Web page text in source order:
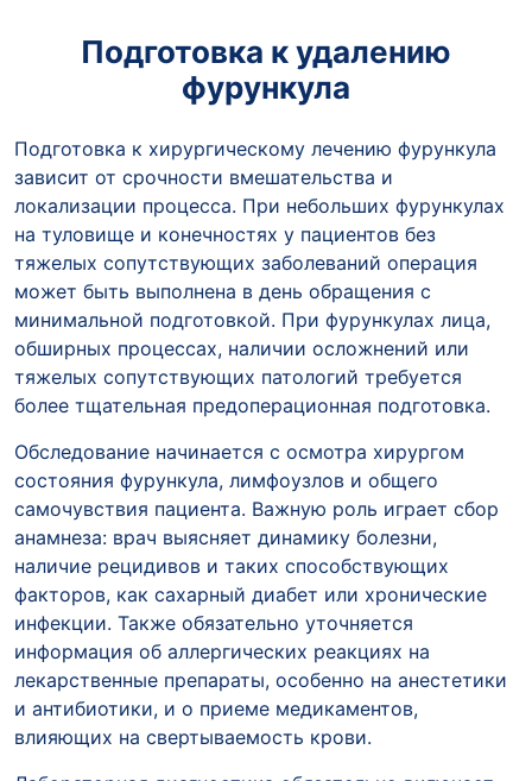
Подготовка к удалению
фурункула
Подготовка к хирургическому лечению фурункула
зависит от срочности вмешательства и
локализации процесса. При небольших фурункулах
на туловище и конечностях у пациентов без
тяжелых сопутствующих заболеваний операция
может быть выполнена в день обращения с
минимальной подготовкой. При фурункулах лица,
обширных процессах, наличии осложнений или
тяжелых сопутствующих патологий требуется
более тщательная предоперационная подготовка.
Обследование начинается с осмотра хирургом
состояния фурункула, лимфоузлов и общего
самочувствия пациента. Важную роль играет сбор
анамнеза: врач выясняет динамику болезни,
наличие рецидивов и таких способствующих
факторов, как сахарный диабет или хронические
инфекции. Также обязательно уточняется
информация об аллергических реакциях на
лекарственные препараты, особенно на анестетики
и антибиотики, и о приеме медикаментов,
влияющих на свертываемость крови.